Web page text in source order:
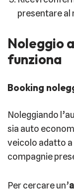
presentare al
Noleggio
funziona
Booking
Noleggiando
sia auto
veicolo adatto a
compagnie
Per cercare un’